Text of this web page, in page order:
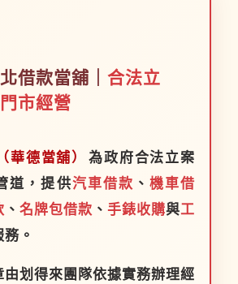
借款當舖｜ 合法立
市經營
華德當舖）
為政府合法立案
道，提供汽車借款 、 機車借
、 名牌包借款 、 手錶收購與工
。
由划得來團隊依據實務辦理經